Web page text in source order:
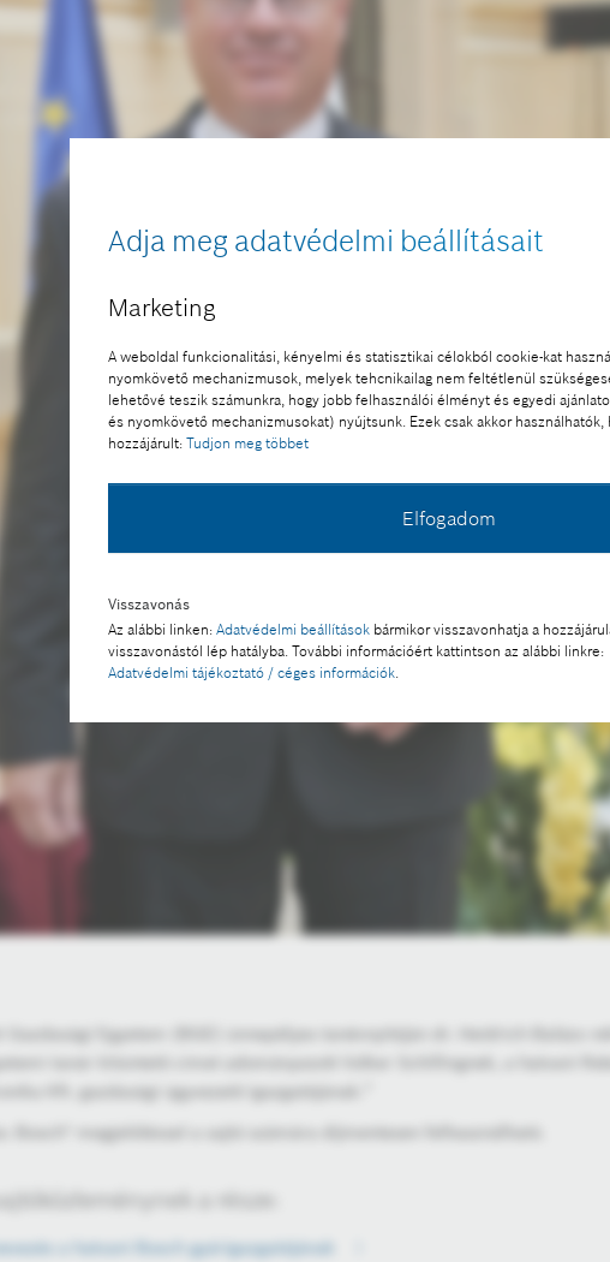
Adja meg adatvédelmi beállításait
Marketing
A weboldal funkcionalitási, kényelmi és statisztikai célokból cookie-kat
nyomkövető mechanizmusok, melyek tehcnikailag nem feltétlenül
lehetővé teszik számunkra, hogy jobb felhasználói élményt és egyedi
és nyomkövető mechanizmusokat) nyújtsunk. Ezek csak akkor használhatók,
hozzájárult: Tudjon meg többet
Elfogadom
Visszavonás
Az alábbi linken: Adatvédelmi beállítások bármikor visszavonhatja a
visszavonástól lép hatályba. További információért kattintson az alábbi linkre:
Adatvédelmi tájékoztató / céges információk
Gazdasági Egyetem (BGE) ünnepélyes tanévnyitóján dr. Heidrich Balázs
tanár kitüntető címet adományozott Volker Schillingnek, a hatvani
Kft. gazdasági ügyvezető igazgatójának.”
Bosch" megjelöléssel a sajtó számára díjmentesen felhasználható.
a része:
a hatvani Bosch gyárigazgatójának